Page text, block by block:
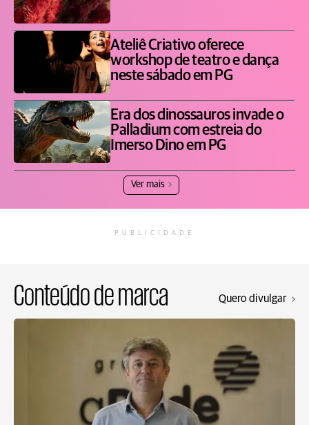
Ateliê Criativo oferece
workshop de teatro e dança
neste sábado em PG
Era dos dinossauros invade o
Palladium com estreia do
Imerso Dino em PG
Ver mais
PUBLICIDADE
Conteúdo de marca Quero divulgar